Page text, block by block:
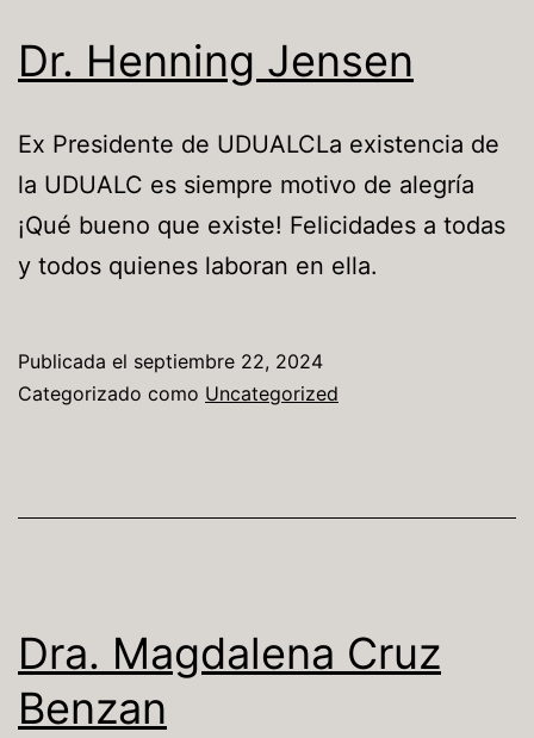
Dr. Henning Jensen
Ex Presidente de UDUALCLa existencia de
la UDUALC es siempre motivo de alegría
¡Qué bueno que existe! Felicidades a todas
y todos quienes laboran en ella.
Publicada el septiembre 22, 2024
Categorizado como Uncategorized
Dra. Magdalena Cruz
Benzan